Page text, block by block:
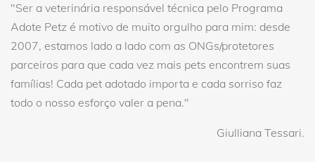
"Ser a veterinária responsável técnica pelo Programa
Adote Petz é motivo de muito orgulho para mim: desde
2007, estamos lado a lado com as ONGs/protetores
parceiros para que cada vez mais pets encontrem suas
famílias! Cada pet adotado importa e cada sorriso faz
todo o nosso esforço valer a pena."
Giulliana Tessari.